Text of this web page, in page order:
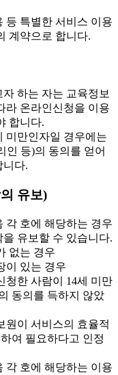
특별한 서비스 이용
계약으로 합니다.
하는 자는 교육정보
라 온라인신청을 이용
합니다.
미만인자일 경우에는
인 등)의 동의를 얻어
니다.
유보)
호에 해당하는 경우
유보할 수 있습니다.
없는 경우
이 있는 경우
청한 사람이 14세 미만
동의를 득하지 않았
원이 서비스의 효율적
여 필요하다고 인정
호에 해당하는 이용